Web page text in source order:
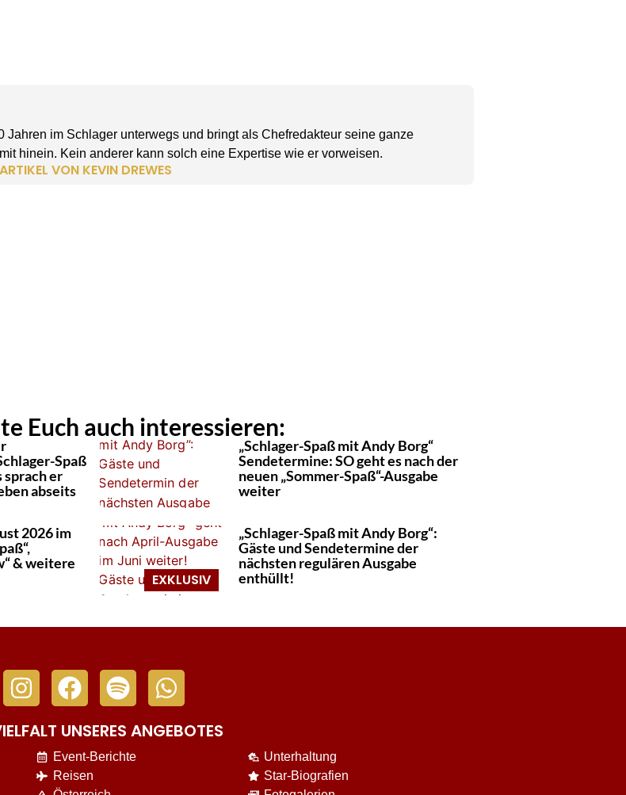
Jahren im Schlager unterwegs und bringt als Chefredakteur seine ganze
hinein. Kein anderer kann solch eine Expertise wie er vorweisen.
VON KEVIN DREWES
Euch auch interessieren:
Spaß
sprach er
abseits
„Schlager-Spaß mit Andy Borg“
Sendetermine: SO geht es nach der
neuen „Sommer-Spaß“-Ausgabe
weiter
2026 im
& weitere
„Schlager-Spaß mit Andy Borg“:
Gäste und Sendetermine der
nächsten regulären Ausgabe
enthüllt!
UNSERES ANGEBOTES
Event-Berichte
Reisen
Unterhaltung
Star-Biografien